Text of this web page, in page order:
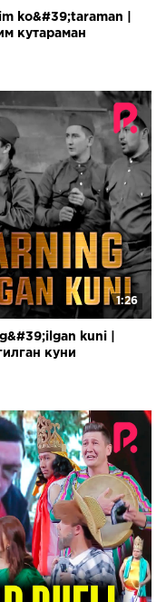
ko&#39;taraman |
кутараман
1:26
kuni |
куни